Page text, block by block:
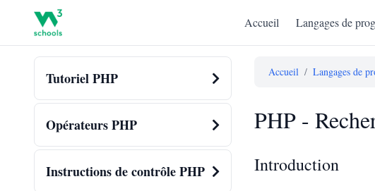
Accueil Langages de
Tutoriel PHP
Opérateurs PHP
Instructions de contrôle PHP
Accueil / Langages de
PHP -
Introduction